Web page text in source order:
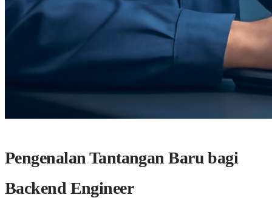
Pengenalan Tantangan Baru bagi
Backend Engineer